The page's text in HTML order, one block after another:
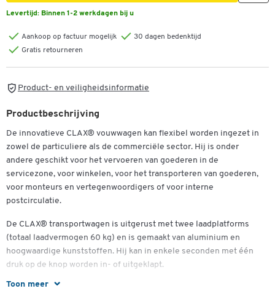
Levertijd: Binnen 1-2 werkdagen bij u
Aankoop op factuur mogelijk
30 dagen bedenktijd
Gratis retourneren
Product- en veiligheidsinformatie
Toon meer
Productbeschrijving
De innovatieve CLAX® vouwwagen kan flexibel worden ingezet in
zowel de particuliere als de commerciële sector. Hij is onder
andere geschikt voor het vervoeren van goederen in de
servicezone, voor winkelen, voor het transporteren van goederen,
voor monteurs en vertegenwoordigers of voor interne
postcirculatie.
De CLAX® transportwagen is uitgerust met twee laadplatforms
(totaal laadvermogen 60 kg) en is gemaakt van aluminium en
hoogwaardige kunststoffen. Hij kan in enkele seconden met één
druk op de knop worden in- of uitgeklapt.
Opgevouwen kan hij gemakkelijk worden meegenomen en